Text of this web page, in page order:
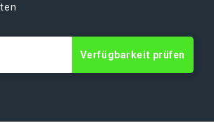
Verfügbarkeit prüfen